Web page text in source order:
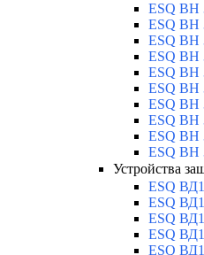
ESQ ВН
ESQ ВН
ESQ ВН
ESQ ВН
ESQ ВН
ESQ ВН
ESQ ВН
ESQ ВН
ESQ ВН
ESQ ВН
Устройства
ESQ
ESQ
ESQ
ESQ
ESQ